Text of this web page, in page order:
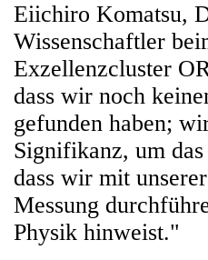
Eiichiro Komatsu,
Wissenschaftler
Exzellenzcluster
dass wir noch
gefunden haben;
Signifikanz, um
dass wir mit
Messung
Physik hinweist."